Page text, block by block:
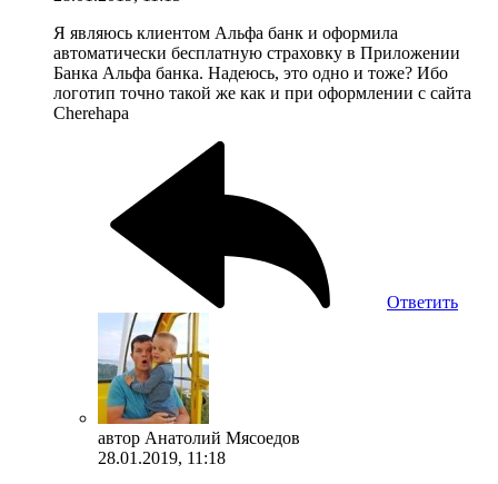
Я являюсь клиентом Альфа банк и оформила
автоматически бесплатную страховку в Приложении
Банка Альфа банка. Надеюсь, это одно и тоже? Ибо
логотип точно такой же как и при оформлении с сайта
Cherehapa
Ответить
автор Анатолий Мясоедов
28.01.2019, 11:18